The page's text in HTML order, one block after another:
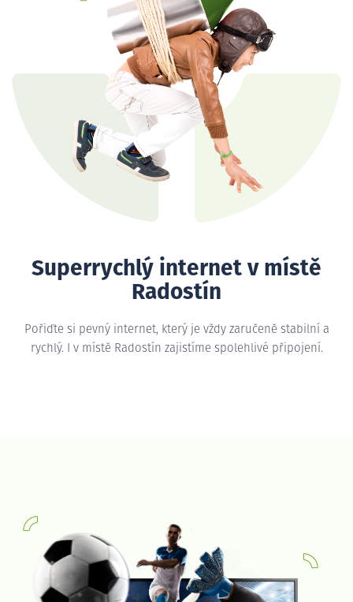
Superrychlý internet v místě
Radostín
Pořiďte si pevný internet, který je vždy zaručeně stabilní a
rychlý. I v místě Radostín zajistíme spolehlivé připojení.